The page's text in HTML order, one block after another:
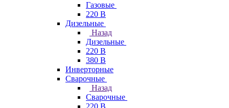
Газовые
220 В
Дизельные
Назад
Дизельные
220 В
380 В
Инверторные
Сварочные
Назад
Сварочные
220 В